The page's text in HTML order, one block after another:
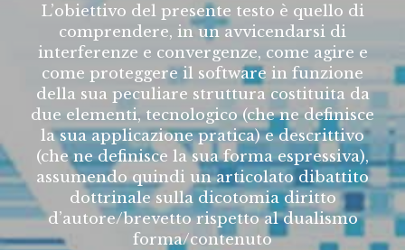
L’obiettivo del presente testo è quello di
comprendere, in un avvicendarsi di
interferenze e convergenze, come agire e
come proteggere il software in funzione
della sua peculiare struttura costituita da
due elementi, tecnologico (che ne definisce
la sua applicazione pratica) e descrittivo
(che ne definisce la sua forma espressiva),
assumendo quindi un articolato dibattito
dottrinale sulla dicotomia diritto
d’autore/brevetto rispetto al dualismo
forma/contenuto